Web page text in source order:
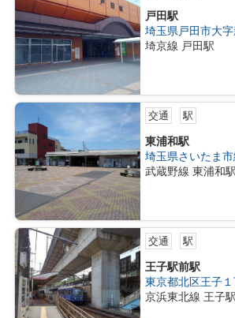
戸田駅
埼玉県戸田市大
埼京線 戸田駅
交通 駅
東浦和駅
埼玉県さいたま
武蔵野線 東浦和駅
交通 駅
王子駅前駅
東京都北区王子１
京浜東北線 王子駅